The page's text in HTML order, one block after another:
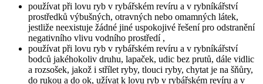
používat při lovu ryb v rybářském revíru a v rybníkářství
prostředků výbušných, otravných nebo omamných látek,
jestliže neexistuje žádné jiné uspokojivé řešení pro odstranění
negativního vlivu vodního prostředí ,
používat při lovu ryb v rybářském revíru a v rybníkářství
bodců jakéhokoliv druhu, lapaček, udic bez prutů, dále vidlic
a rozsošek, jakož i střílet ryby, tlouci ryby, chytat je na šňůry,
do rukou a do ok, užívat k lovu ryb v rybářském revíru a v